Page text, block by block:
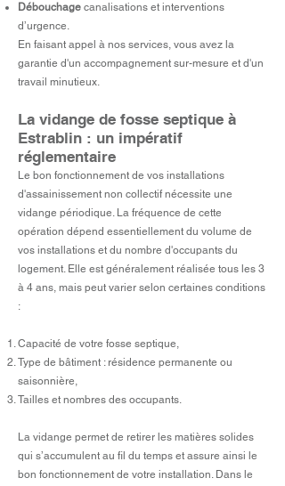
Débouchage canalisations et interventions
d’urgence.
En faisant appel à nos services, vous avez la
garantie d'un accompagnement sur-mesure et d'un
travail minutieux.
La vidange de fosse septique à
Estrablin : un impératif
réglementaire
Le bon fonctionnement de vos installations
d'assainissement non collectif nécessite une
vidange périodique. La fréquence de cette
opération dépend essentiellement du volume de
vos installations et du nombre d'occupants du
logement. Elle est généralement réalisée tous les 3
à 4 ans, mais peut varier selon certaines conditions
:
Capacité de votre fosse septique,
Type de bâtiment : résidence permanente ou
saisonnière,
Tailles et nombres des occupants.
La vidange permet de retirer les matières solides
qui s’accumulent au fil du temps et assure ainsi le
bon fonctionnement de votre installation. Dans le